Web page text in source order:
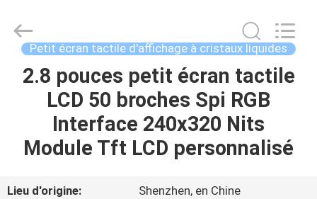
MAISON
Shenzhen
ChengHao
OptoelectronicPetit écran tactile d'affichage à cristaux liquides
2.8 pouces petit écran tactile
LCD 50 broches Spi RGB
Interface 240x320 Nits
Module Tft LCD personnalisé
Lieu d'origine:
Shenzhen, en Chine